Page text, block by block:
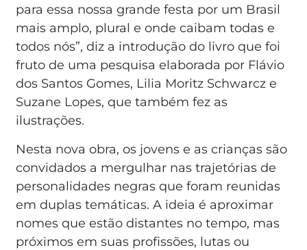
para essa nossa grande festa por um Brasil
mais amplo, plural e onde caibam todas e
todos nós”, diz a introdução do livro que foi
fruto de uma pesquisa elaborada por Flávio
dos Santos Gomes, Lilia Moritz Schwarcz e
Suzane Lopes, que também fez as
ilustrações.
Nesta nova obra, os jovens e as crianças são
convidados a mergulhar nas trajetórias de
personalidades negras que foram reunidas
em duplas temáticas. A ideia é aproximar
nomes que estão distantes no tempo, mas
próximos em suas profissões, lutas ou